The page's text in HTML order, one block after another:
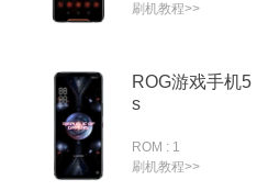
刷机教程>>
ROG游戏手机5
s
ROM : 1
刷机教程>>